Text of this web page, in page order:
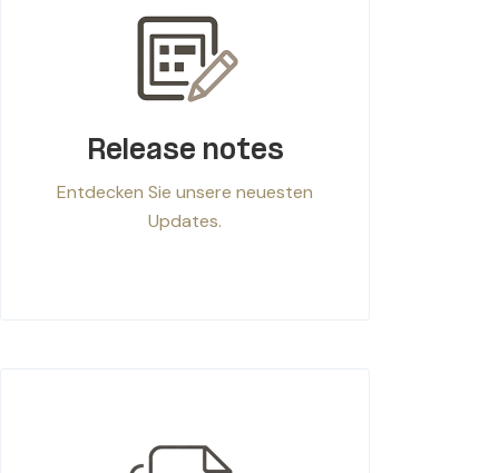
Release notes
Entdecken Sie unsere neuesten
Updates.